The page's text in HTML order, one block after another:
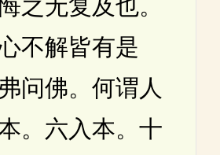
之无复及也。
不解皆有是
问佛。何谓人
。六入本。十